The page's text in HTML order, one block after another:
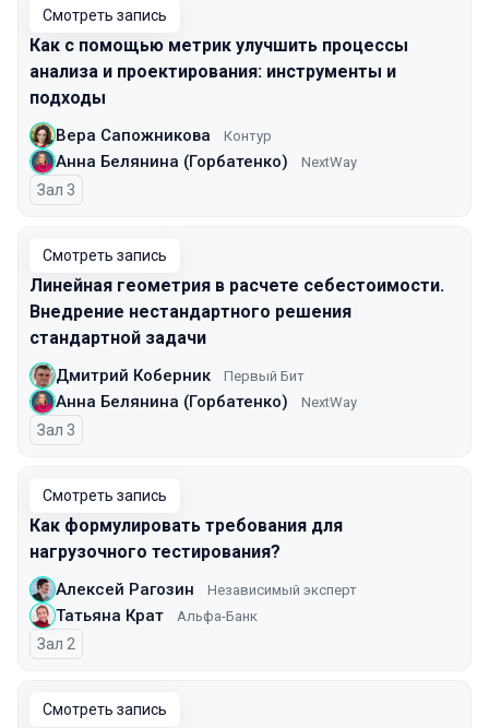
Смотреть запись
Как с помощью метрик улучшить процессы
анализа и проектирования: инструменты и
подходы
Вера Сапожникова Контур
Анна Белянина (Горбатенко) NextWay
Зал 3
Смотреть запись
Линейная геометрия в расчете себестоимости.
Внедрение нестандартного решения
стандартной задачи
Дмитрий Коберник Первый Бит
Анна Белянина (Горбатенко) NextWay
Зал 3
Смотреть запись
Как формулировать требования для
нагрузочного тестирования?
Алексей Рагозин Независимый эксперт
Татьяна Крат Альфа-Банк
Зал 2
Смотреть запись